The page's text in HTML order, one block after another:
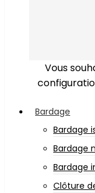
Vous
Bardage
Bardage
Bardage
Bardage
Clôture